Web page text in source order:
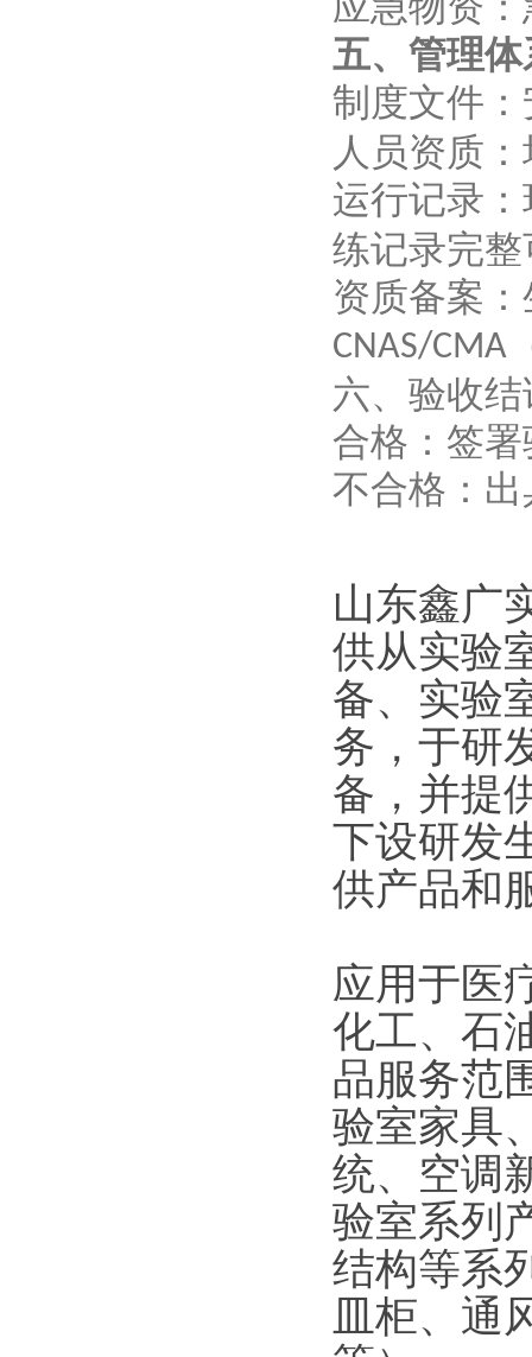
五、管理
制度文件
人员资质
运行记录
练记录完
资质备案
CNAS/CMA
六、验收
合格：签
不合格：
山东鑫广
供从实验
备、实验
务，于研
备，并提
下设研发
供产品和
应用于医
化工、石
品服务范
验室家具
统、空调
验室系列
结构等系
皿柜、通